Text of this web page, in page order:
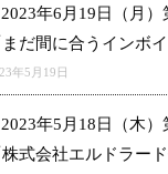
2023年6月19日（月
まだ間に合うインボ
年5月19日
2023年5月18日（木
株式会社エルドラー